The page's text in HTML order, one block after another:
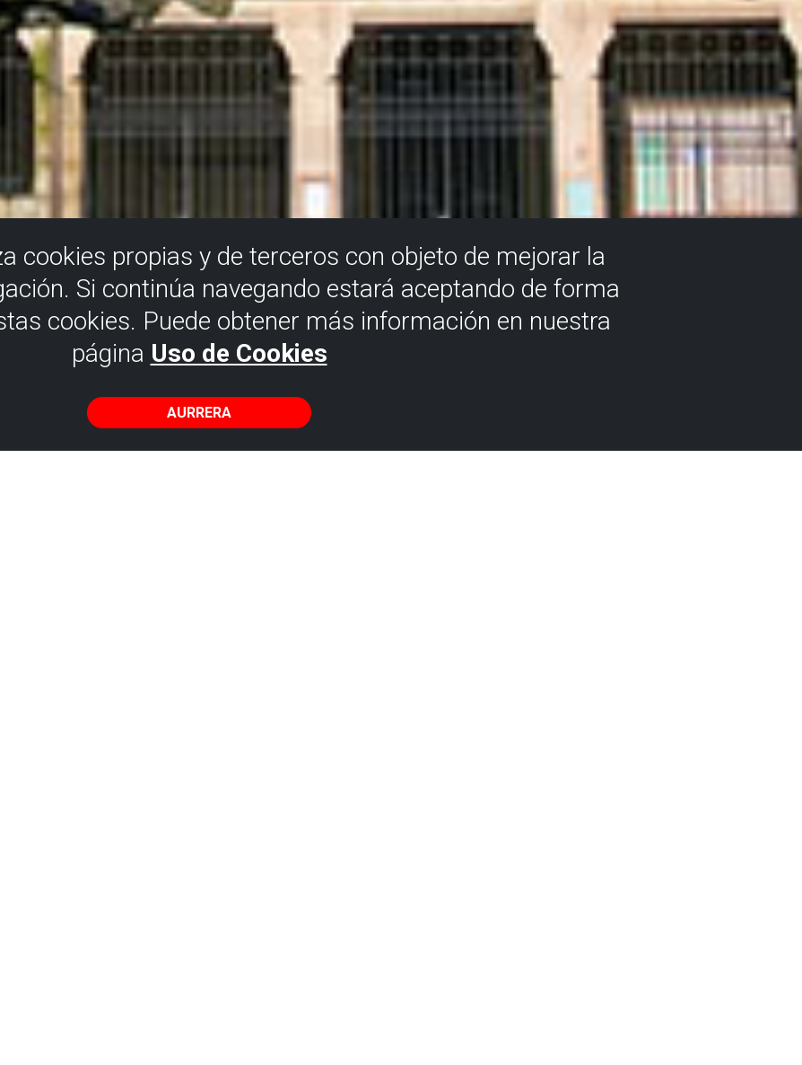
cookies propias y de terceros con objeto de mejorar la
Si continúa navegando estará aceptando de forma
cookies. Puede obtener más información en nuestra
página Uso de Cookies
AURRERA
Berango